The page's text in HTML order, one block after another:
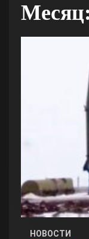
Месяц:
НОВОСТИ